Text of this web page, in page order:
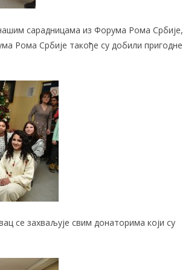
сарадницама из Форума Рома Србије,
Рома Србије такође су добили пригодне
се захваљује свим донаторима који су